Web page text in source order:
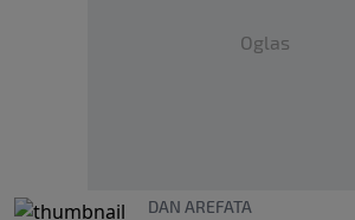
Oglas
DAN AREFATA